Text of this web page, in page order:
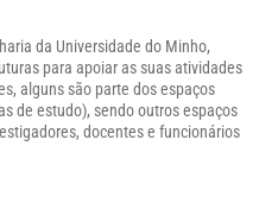
da Universidade do Minho,
para apoiar as suas atividades
alguns são parte dos espaços
de estudo), sendo outros espaços
docentes e funcionários